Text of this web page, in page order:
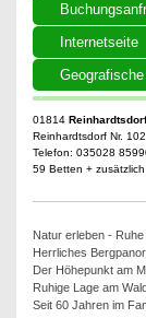
Internetseite
01814 Reinhardtsdorf
Reinhardtsdorf Nr. 102
Telefon: 035028
59 Betten +
Natur erleben -
Herrliches
Der Höhepunkt am
Ruhige Lage am
Seit 60 Jahren im